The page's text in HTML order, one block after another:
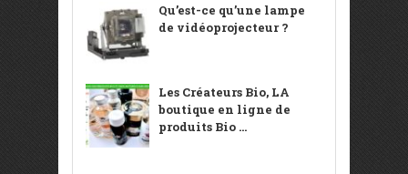
Qu’est-ce qu’une lampe
de vidéoprojecteur ?
Les Créateurs Bio, LA
boutique en ligne de
produits Bio ...